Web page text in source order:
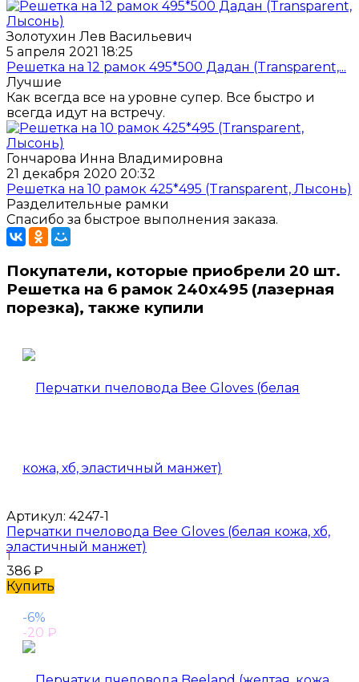
Золотухин Лев Васильевич
5 апреля 2021 18:25
Решетка на 12 рамок 495*500 Дадан (Transparent,...
Лучшие
Как всегда все на уровне супер. Все быстро и
всегда идут на встречу.
Гончарова Инна Владимировна
21 декабря 2020 20:32
Решетка на 10 рамок 425*495 (Transparent, Лысонь)
Разделительные рамки
Спасибо за быстрое выполнения заказа.
Покупатели, которые приобрели 20 шт.
Решетка на 6 рамок 240x495 (лазерная
порезка), также купили
Артикул: 4247-1
Перчатки пчеловода Bee Gloves (белая кожа, хб,
эластичный манжет)
1
386 ₽
Купить
-6%
-20 ₽